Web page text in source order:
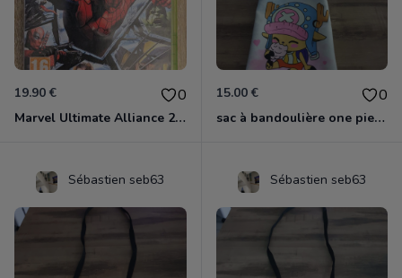
19.90 € 0
Marvel Ultimate Alliance 2 Xbox 360
15.00 € 0
sac à bandoulière one piece chopper
Sébastien seb63 Sébastien seb63